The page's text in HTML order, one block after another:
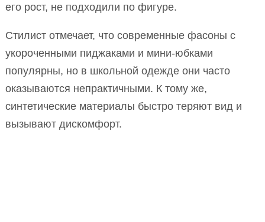
его рост, не подходили по фигуре.
Стилист отмечает, что современные фасоны с
укороченными пиджаками и мини-юбками
популярны, но в школьной одежде они часто
оказываются непрактичными. К тому же,
синтетические материалы быстро теряют вид и
вызывают дискомфорт.